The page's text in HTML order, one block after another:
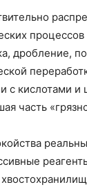
дробление,
с кислотами и
часть